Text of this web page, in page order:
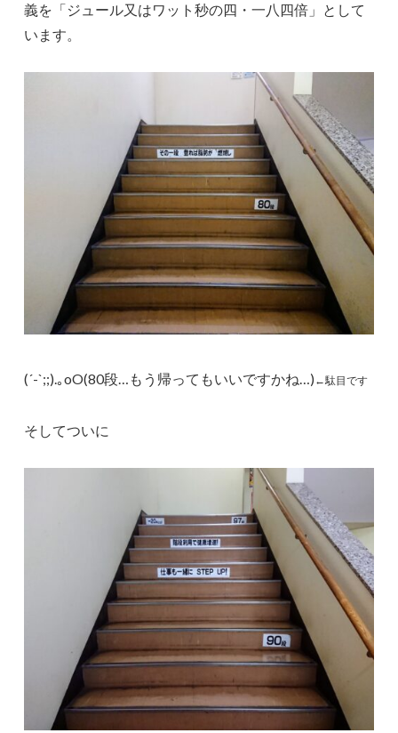
義を「ジュール又はワット秒の四・一八四倍」として
います。
(´-`;;).｡oO(80段…もう帰ってもいいですかね…) ←駄目です
そしてついに